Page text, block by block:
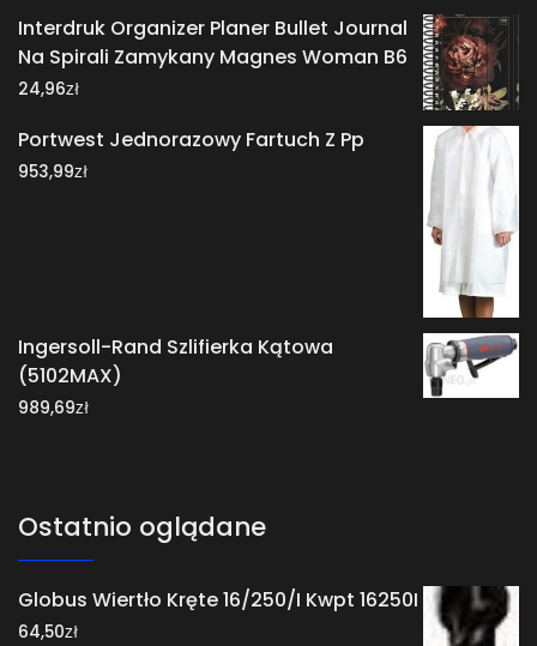
Interdruk Organizer Planer Bullet Journal
Na Spirali Zamykany Magnes Woman B6
24,96zł
Portwest Jednorazowy Fartuch Z Pp
953,99zł
Ingersoll-Rand Szlifierka Kątowa
(5102MAX)
989,69zł
Ostatnio oglądane
Globus Wiertło Kręte 16/250/I Kwpt 16250I
64,50zł